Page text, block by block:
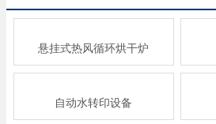
悬挂式热风循环烘干炉
自动水转印设备